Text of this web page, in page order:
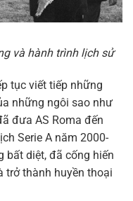
và hành trình lịch sử
tục viết tiếp những
những ngôi sao như
đưa AS Roma đến
Serie A năm 2000-
bất diệt, đã cống hiến
trở thành huyền thoại